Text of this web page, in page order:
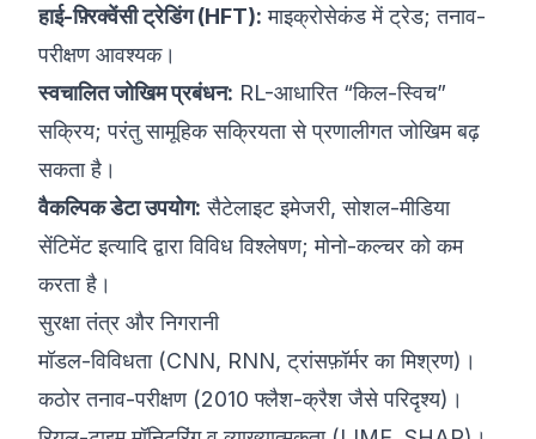
हाई-फ़्रिक्वेंसी ट्रेडिंग (HFT): माइक्रोसेकंड में ट्रेड; तनाव-
परीक्षण आवश्यक।
स्वचालित जोखिम प्रबंधन: RL-आधारित “किल-स्विच”
सक्रिय; परंतु सामूहिक सक्रियता से प्रणालीगत जोखिम बढ़
सकता है।
वैकल्पिक डेटा उपयोग: सैटेलाइट इमेजरी, सोशल-मीडिया
सेंटिमेंट इत्यादि द्वारा विविध विश्लेषण; मोनो-कल्चर को कम
करता है।
सुरक्षा तंत्र और निगरानी
मॉडल-विविधता (CNN, RNN, ट्रांसफ़ॉर्मर का मिश्रण)।
कठोर तनाव-परीक्षण (2010 फ्लैश-क्रैश जैसे परिदृश्य)।